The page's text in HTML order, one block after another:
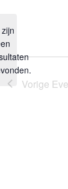
Bericht
Vorige